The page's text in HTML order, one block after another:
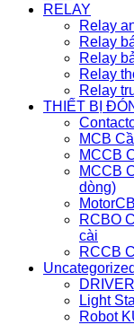
RELAY
Relay
Relay
Relay
Relay
Relay
THIẾT BỊ
MCB
MCCB
MCCB
dòng)
RCBO
cài
RCCB
Uncategorized
Light
Robot